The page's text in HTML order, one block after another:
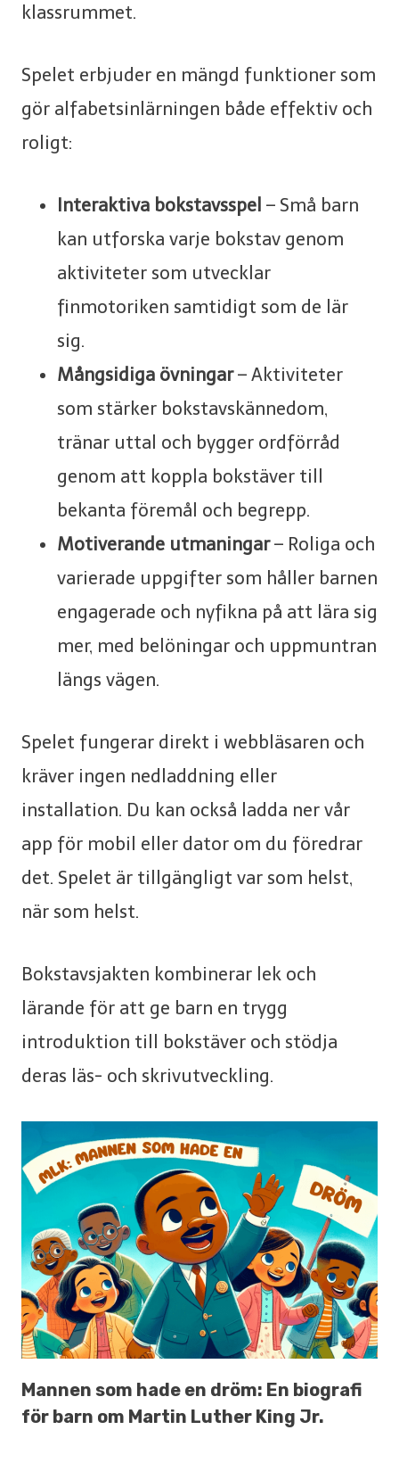
klassrummet.
Spelet erbjuder en mängd funktioner som
gör alfabetsinlärningen både effektiv och
roligt:
Interaktiva bokstavsspel – Små barn
kan utforska varje bokstav genom
aktiviteter som utvecklar
finmotoriken samtidigt som de lär
sig.
Mångsidiga övningar– Aktiviteter
som stärker bokstavskännedom,
tränar uttal och bygger ordförråd
genom att koppla bokstäver till
bekanta föremål och begrepp.
Motiverande utmaningar– Roliga och
varierade uppgifter som håller barnen
engagerade och nyfikna på att lära sig
mer, med belöningar och uppmuntran
längs vägen.
Spelet fungerar direkt i webbläsaren och
kräver ingen nedladdning eller
installation. Du kan också ladda ner vår
app för mobil eller dator om du föredrar
det. Spelet är tillgängligt var som helst,
när som helst.
Bokstavsjakten kombinerar lek och
lärande för att ge barn en trygg
introduktion till bokstäver och stödja
deras läs- och skrivutveckling.
Mannen som hade en dröm: En biografi
för barn om Martin Luther King Jr.